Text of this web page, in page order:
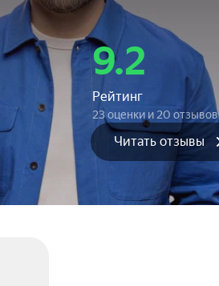
9.2
Рейтинг
23 оценки и 20 отзывов
Читать отзывы